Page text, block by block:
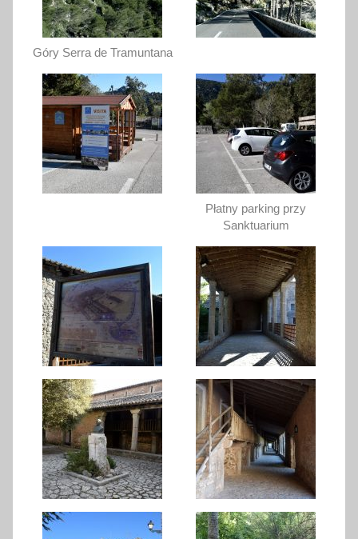
Góry Serra de Tramuntana
Płatny parking przy
Sanktuarium